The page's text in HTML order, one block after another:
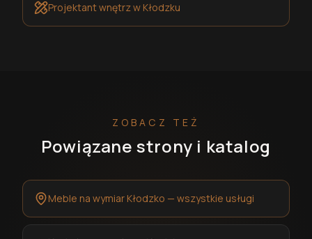
Projektant wnętrzw Kłodzku
ZOBACZ TEŻ
Powiązane strony i katalog
Meble na wymiar Kłodzko — wszystkie usługi